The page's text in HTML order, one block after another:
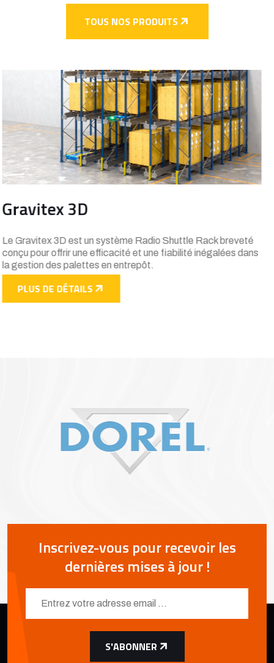
TOUS NOS PRODUITS
Cantilever industriel
Rayonnage sans montants avant, conçu pour le stockage de
matériaux longs et encombrants (tuyaux, planches, profilés
métalliques).
PLUS DE DÉTAILS
Inscrivez-vous pour recevoir les
dernières mises à jour !
S'ABONNER